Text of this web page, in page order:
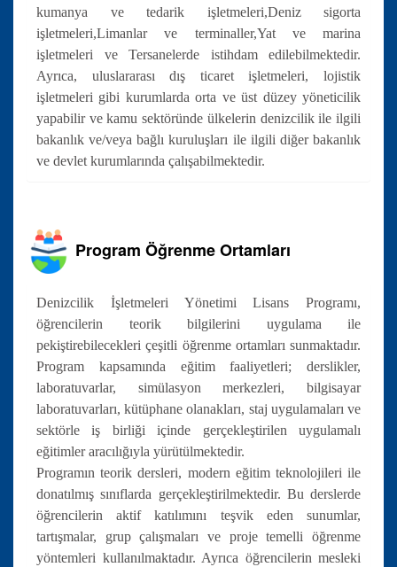
kumanya ve tedarik işletmeleri,Deniz sigorta
işletmeleri,Limanlar ve terminaller,Yat ve marina
işletmeleri ve Tersanelerde istihdam edilebilmektedir.
Ayrıca, uluslararası dış ticaret işletmeleri, lojistik
işletmeleri gibi kurumlarda orta ve üst düzey yöneticilik
yapabilir ve kamu sektöründe ülkelerin denizcilik ile ilgili
bakanlık ve/veya bağlı kuruluşları ile ilgili diğer bakanlık
ve devlet kurumlarında çalışabilmektedir.
Program Öğrenme Ortamları
Denizcilik İşletmeleri Yönetimi Lisans Programı,
öğrencilerin teorik bilgilerini uygulama ile
pekiştirebilecekleri çeşitli öğrenme ortamları sunmaktadır.
Program kapsamında eğitim faaliyetleri; derslikler,
laboratuvarlar, simülasyon merkezleri, bilgisayar
laboratuvarları, kütüphane olanakları, staj uygulamaları ve
sektörle iş birliği içinde gerçekleştirilen uygulamalı
eğitimler aracılığıyla yürütülmektedir.
Programın teorik dersleri, modern eğitim teknolojileri ile
donatılmış sınıflarda gerçekleştirilmektedir. Bu derslerde
öğrencilerin aktif katılımını teşvik eden sunumlar,
tartışmalar, grup çalışmaları ve proje temelli öğrenme
yöntemleri kullanılmaktadır. Ayrıca öğrencilerin mesleki